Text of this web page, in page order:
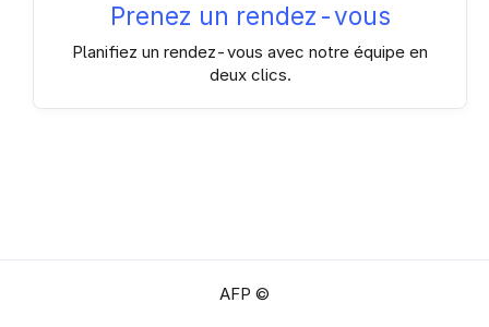
Prenez un rendez-vous
Planifiez un rendez-vous avec notre équipe en
deux clics.
AFP ©️